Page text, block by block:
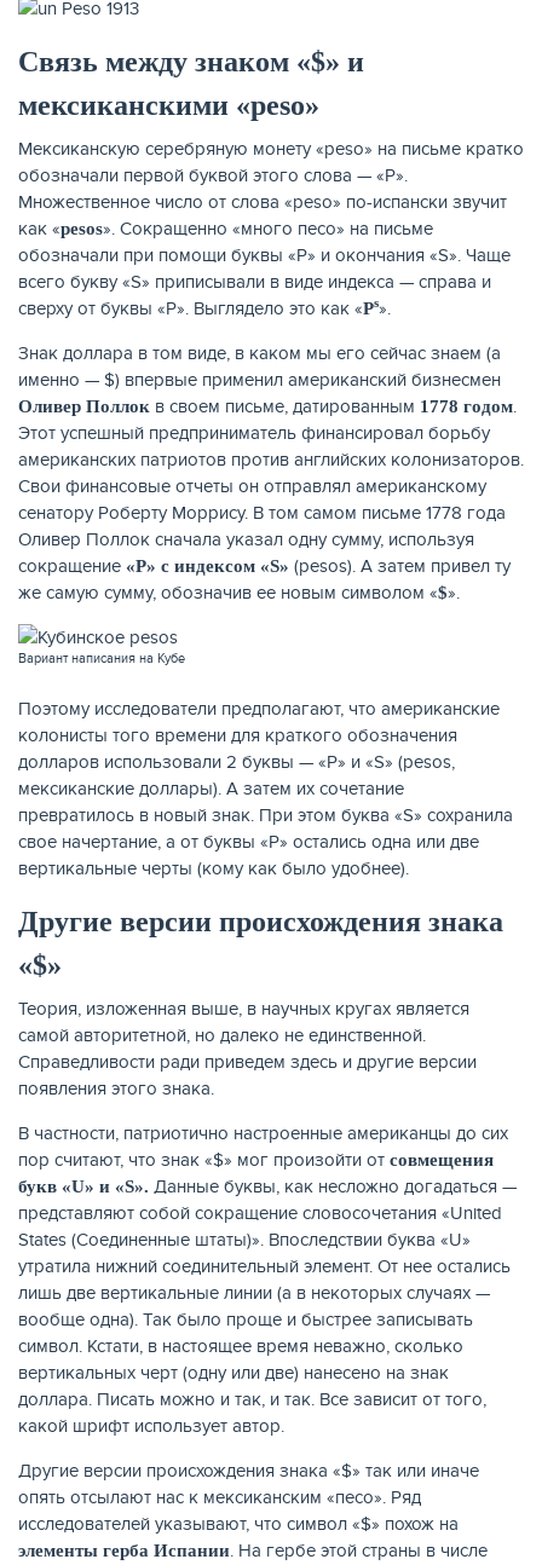
Связь между знаком «$» и
мексиканскими «peso»
Мексиканскую серебряную монету «peso» на письме кратко
обозначали первой буквой этого слова — «P».
Множественное число от слова «peso» по-испански звучит
как «pesos». Сокращенно «много песо» на письме
обозначали при помощи буквы «P» и окончания «S». Чаще
всего букву «S» приписывали в виде индекса — справа и
сверху от буквы «P». Выглядело это как «Ps».
Знак доллара в том виде, в каком мы его сейчас знаем (а
именно — $) впервые применил американский бизнесмен
Оливер Поллок в своем письме, датированным 1778 годом.
Этот успешный предприниматель финансировал борьбу
американских патриотов против английских колонизаторов.
Свои финансовые отчеты он отправлял американскому
сенатору Роберту Моррису. В том самом письме 1778 года
Оливер Поллок сначала указал одну сумму, используя
сокращение «P» с индексом «S» (pesos). А затем привел ту
же самую сумму, обозначив ее новым символом «$».
Вариант написания на Кубе
Поэтому исследователи предполагают, что американские
колонисты того времени для краткого обозначения
долларов использовали 2 буквы — «P» и «S» (pesos,
мексиканские доллары). А затем их сочетание
превратилось в новый знак. При этом буква «S» сохранила
свое начертание, а от буквы «P» остались одна или две
вертикальные черты (кому как было удобнее).
Другие версии происхождения знака
«$»
Теория, изложенная выше, в научных кругах является
самой авторитетной, но далеко не единственной.
Справедливости ради приведем здесь и другие версии
появления этого знака.
В частности, патриотично настроенные американцы до сих
пор считают, что знак «$» мог произойти от совмещения
букв «U» и «S». Данные буквы, как несложно догадаться —
представляют собой сокращение словосочетания «United
States (Соединенные штаты)». Впоследствии буква «U»
утратила нижний соединительный элемент. От нее остались
лишь две вертикальные линии (а в некоторых случаях —
вообще одна). Так было проще и быстрее записывать
символ. Кстати, в настоящее время неважно, сколько
вертикальных черт (одну или две) нанесено на знак
доллара. Писать можно и так, и так. Все зависит от того,
какой шрифт использует автор.
Другие версии происхождения знака «$» так или иначе
опять отсылают нас к мексиканским «песо». Ряд
исследователей указывают, что символ «$» похож на
элементы герба Испании. На гербе этой страны в числе